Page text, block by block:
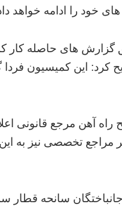
خود را ادامه خواهد
گزارش های حاصله کار
کرد: این کمیسیون فردا
راه آهن مرجع قانونی
مراجع تخصصی نیز به
سانحه قطار